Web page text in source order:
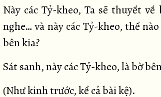
Này các Tỷ-kheo, Ta sẽ thuyết
nghe… và này các Tỷ-kheo, thế
bên kia?
Sát sanh, này các Tỷ-kheo, là bờ
(Như kinh trước, kể cả bài kệ).